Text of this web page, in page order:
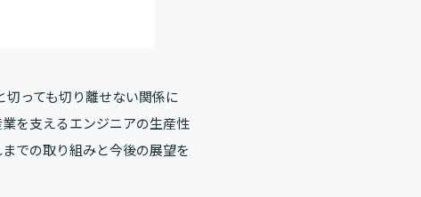
っても切り離せない関係に
を支えるエンジニアの生産性
での取り組みと今後の展望を